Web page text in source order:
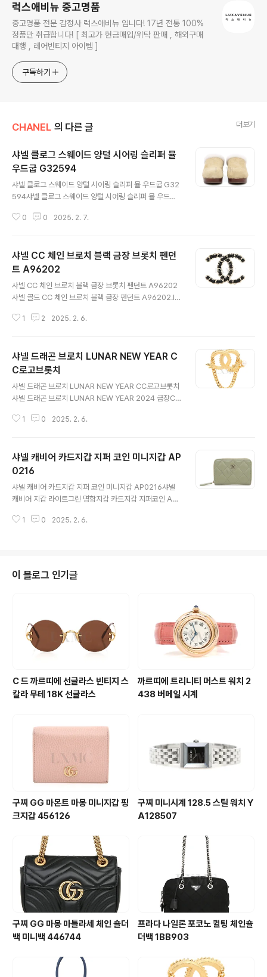
럭스애비뉴 중고명품
중고명품 전문 감정사 럭스애비뉴 입니다! 17년 전통 100%
정품만 취급합니다! [ 최고가 현금매입/위탁 판매 , 해외구매
대행 , 레어빈티지 아이템 ]
구독하기
CHANEL 의 다른 글 더보기
샤넬 클로그 스웨이드 양털 시어링 슬리퍼 뮬
우드굽 G32594
샤넬 클로그 스웨이드 양털 시어링 슬리퍼 뮬 우드굽 G32
594샤넬 클로그 스웨이드 양털 시어링 슬리퍼 뮬 우드굽
이드와 쉬어링 소재정말 따듯함 감촉입니다 완벽한 새상품
굽1.5CM , 뒷굽 5.5CM부속품 : 택 + 더스트백 + 케이스
+ 쇼핑백 https://luxavenue.co.kr/goods/vie
w?no=1600172481 샤넬 클로그 스웨이드 양털 시어링
슬리퍼 뮬 우드굽 G32594샤넬 클로그 스웨이드 양털 시
0 0 2025. 2. 7.
샤넬 CC 체인 브로치 블랙 금장 브롯치 펜던
트 A96202
샤넬 CC 체인 브로치 블랙 금장 브롯치 펜던트 A96202
샤넬 골드 CC 체인 브로치 블랙 금장 펜던트 A96202.lu
로치일뿐가방장식 또는목걸이 펜던트 , 모자에 장식모든
가죽 꼬임 입니다포스 최강입니다 완벽한 새상품입니다절
대 놓치지 마세요 사이즈 : 37.7 X 48.8 CM부속품 : 택 +
더스트백 + 케이스 + 쇼핑백각 인 : 2 0 2 5 https://l
uxavenue.co.kr/goods/view?no=160017243
2샤넬 골드 CC 체인 브로치..
1 2 2025. 2. 6.
샤넬 드래곤 브로치 LUNAR NEW YEAR C
C로고브롯치
샤넬 드래곤 브로치 LUNAR NEW YEAR CC로고브롯치
샤넬 드래곤 브로치 LUNAR NEW YEAR 2024 금장CC
브로치일뿐가방장식 또는목걸이 펜던트 , 모자에 장식마지
로고에포스 최강입니다 완벽한 새상품으로 보관만 해왔습
니다절대 놓치지 마세요 사이즈 : 체인제외 5.6 X 3.3 CM
부속품 : 택 + 더스트백 + 케이스 + 쇼핑백각 인 : 2 0 2
4 https://luxavenue.co.kr/goods/view?no=1
CC로고브롯치샤넬 드래..
1 0 2025. 2. 6.
샤넬 캐비어 카드지갑 지퍼 코인 미니지갑 AP
0216
샤넬 캐비어 카드지갑 지퍼 코인 미니지갑 AP0216샤넬
캐비어 지갑 라이트그린 명함지갑 카드지갑 지퍼코인 AP
입니다 설명이 필요없는 최고의 인기그리고 중요한 컬러크
시면 적당할듯 하며카드 or 명함,신분증을 넣으셔도 되구
요지폐를 접어서 보관하실수 있습니다 완벽한 새상품 풀셋
트백 + 케이스 + 쇼핑백 https://luxavenue.co...
1 0 2025. 2. 6.
이 블로그 인기글
C 드 까르띠에 선글라스 빈티지 스
칼라 무테 18K 선글라스
까르띠에 트리니티 머스트 워치 2
438 버메일 시계
구찌 GG 마몬트 마몽 미니지갑 핑
크지갑 456126
구찌 미니시계 128.5 스틸 워치 Y
A128507
구찌 GG 마몽 마틀라세 체인 숄더
백 미니백 446744
프라다 나일론 포코노 퀼팅 체인숄
더백 1BB903